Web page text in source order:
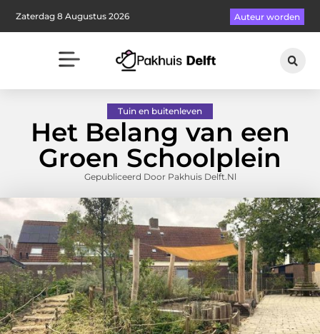
Zaterdag 8 Augustus 2026 Auteur worden
Tuin en buitenleven
Het Belang van een
Groen Schoolplein
Gepubliceerd Door Pakhuis Delft.nl